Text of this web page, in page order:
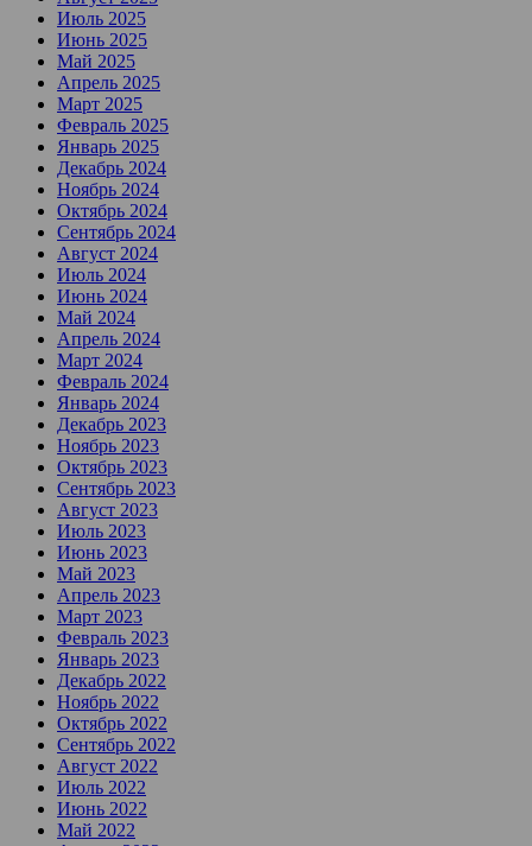
Июль 2025
Июнь 2025
Май 2025
Апрель 2025
Март 2025
Февраль 2025
Январь 2025
Декабрь 2024
Ноябрь 2024
Октябрь 2024
Сентябрь 2024
Август 2024
Июль 2024
Июнь 2024
Май 2024
Апрель 2024
Март 2024
Февраль 2024
Январь 2024
Декабрь 2023
Ноябрь 2023
Октябрь 2023
Сентябрь 2023
Август 2023
Июль 2023
Июнь 2023
Май 2023
Апрель 2023
Март 2023
Февраль 2023
Январь 2023
Декабрь 2022
Ноябрь 2022
Октябрь 2022
Сентябрь 2022
Август 2022
Июль 2022
Июнь 2022
Май 2022